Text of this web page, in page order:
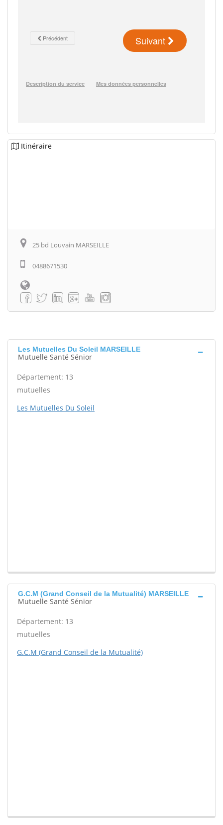
Itinéraire
25 bd Louvain MARSEILLE
0488671530
Les Mutuelles Du Soleil MARSEILLE
Mutuelle Santé Sénior
Département: 13
mutuelles
Les Mutuelles Du Soleil
G.C.M (Grand Conseil de la Mutualité) MARSEILLE
Mutuelle Santé Sénior
Département: 13
mutuelles
G.C.M (Grand Conseil de la Mutualité)